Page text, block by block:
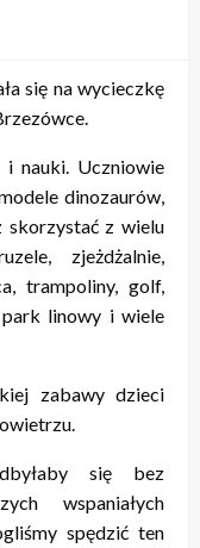
się na wycieczkę
i nauki. Uczniowie
dinozaurów,
skorzystać z wielu
zjeżdżalnie,
trampoliny, golf,
park linowy i wiele
zabawy dzieci
się bez
wspaniałych
spędzić ten